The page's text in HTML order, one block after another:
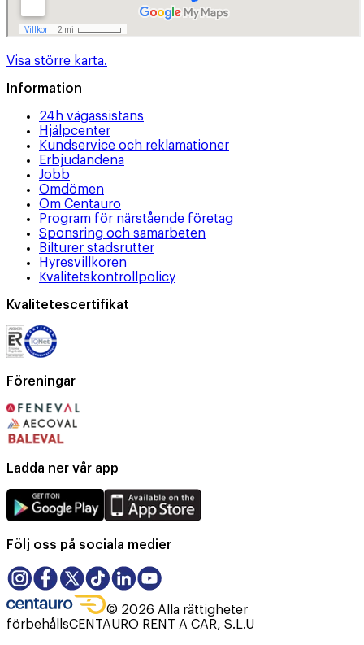
Visa större karta.
Information
24h vägassistans
Hjälpcenter
Kundservice och reklamationer
Erbjudandena
Jobb
Omdömen
Om Centauro
Program för närstående företag
Sponsring och samarbeten
Bilturer stadsrutter
Hyresvillkoren
Kvalitetskontrollpolicy
Kvalitetescertifikat
Föreningar
Ladda ner vår app
Följ oss på sociala medier
© 2026 Alla rättigheter
förbehållsCENTAURO RENT A CAR, S.L.U